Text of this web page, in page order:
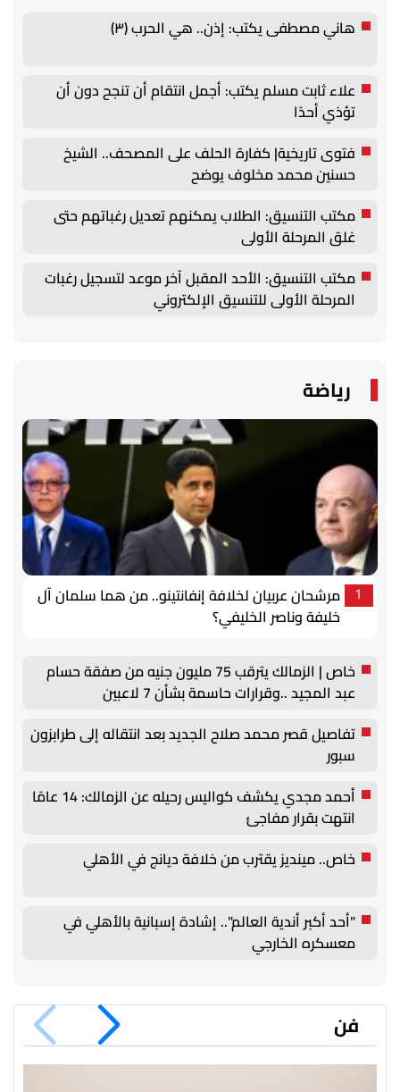
هاني مصطفى يكتب: إذن.. هي الحرب (٣)
علاء ثابت مسلم يكتب: أجمل انتقام أن تنجح دون أن
تؤذي أحدًا
فتوى تاريخية| كفارة الحلف على المصحف.. الشيخ
حسنين محمد مخلوف يوضح
مكتب التنسيق: الطلاب يمكنهم تعديل رغباتهم حتى
غلق المرحلة الأولى
مكتب التنسيق: الأحد المقبل آخر موعد لتسجيل رغبات
المرحلة الأولى للتنسيق الإلكتروني
رياضة
1
مرشحان عربيان لخلافة إنفانتينو.. من هما سلمان آل
خليفة وناصر الخليفي؟
خاص | الزمالك يترقب 75 مليون جنيه من صفقة حسام
عبد المجيد ..وقرارات حاسمة بشأن 7 لاعبين
تفاصيل قصر محمد صلاح الجديد بعد انتقاله إلى طرابزون
سبور
أحمد مجدي يكشف كواليس رحيله عن الزمالك: 14 عامًا
انتهت بقرار مفاجئ
خاص.. مينديز يقترب من خلافة ديانج في الأهلي
"أحد أكبر أندية العالم".. إشادة إسبانية بالأهلي في
معسكره الخارجي
فن